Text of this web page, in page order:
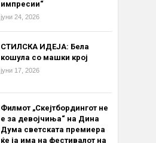
импресии“
јуни 24, 2026
СТИЛСКА ИДЕЈА: Бела
кошула со машки крој
јуни 17, 2026
Филмот „Скејтбордингот не
е за девојчиња“ на Дина
Дума светската премиера
ќе ја има на фестивалот на